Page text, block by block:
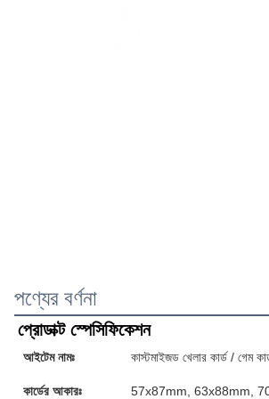
পণ্যের বর্ণনা
প্রোডাক্ট স্পেসিফিকেশন
আইটেম নামঃ কাস্টমাইজড খেলার কার্ড / গেম
কার্ডের আকারঃ 57x87mm, 63x88mm,